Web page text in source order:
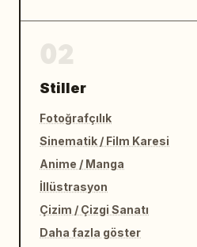
Stiller
Fotoğrafçılık
Sinematik / Film Karesi
Anime / Manga
İllüstrasyon
Çizim / Çizgi Sanatı
Daha fazla göster